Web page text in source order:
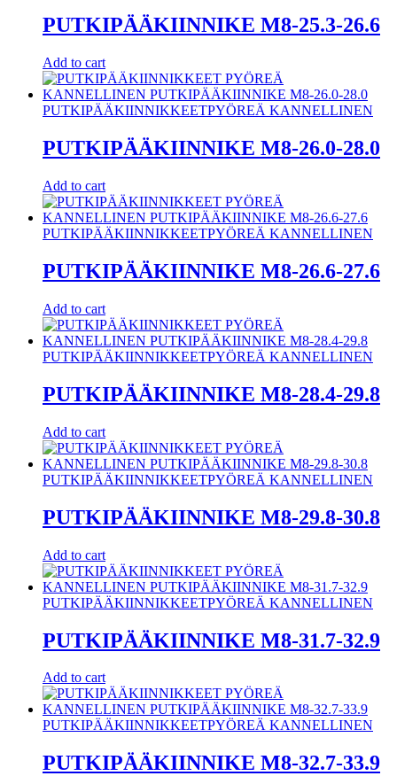
PUTKIPÄÄKIINNIKE M8-25.3-26.6
Add to cart
PUTKIPÄÄKIINNIKKEETPYÖREÄ KANNELLINEN
PUTKIPÄÄKIINNIKE M8-26.0-28.0
Add to cart
PUTKIPÄÄKIINNIKKEETPYÖREÄ KANNELLINEN
PUTKIPÄÄKIINNIKE M8-26.6-27.6
Add to cart
PUTKIPÄÄKIINNIKKEETPYÖREÄ KANNELLINEN
PUTKIPÄÄKIINNIKE M8-28.4-29.8
Add to cart
PUTKIPÄÄKIINNIKKEETPYÖREÄ KANNELLINEN
PUTKIPÄÄKIINNIKE M8-29.8-30.8
Add to cart
PUTKIPÄÄKIINNIKKEETPYÖREÄ KANNELLINEN
PUTKIPÄÄKIINNIKE M8-31.7-32.9
Add to cart
PUTKIPÄÄKIINNIKKEETPYÖREÄ KANNELLINEN
PUTKIPÄÄKIINNIKE M8-32.7-33.9